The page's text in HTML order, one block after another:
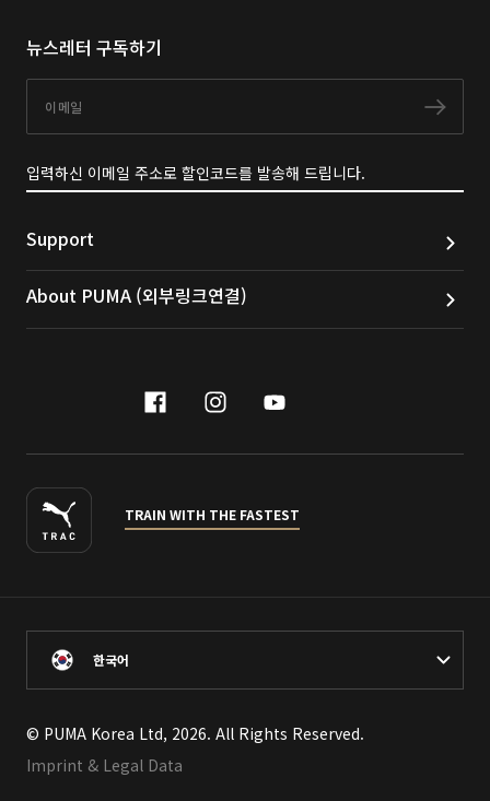
뉴스레터 구독하기
구독
입력하신 이메일 주소로 할인코드를 발송해 드립니다.
Support
About PUMA (외부링크연결)
facebook
instagram
youtube
TRAIN WITH THE FASTEST
한국어
© PUMA Korea Ltd, 2026. All Rights Reserved.
Imprint & Legal Data